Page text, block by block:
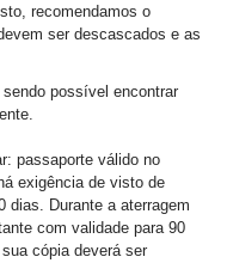
recomendamos o
ser descascados e as
possível encontrar
passaporte válido no
exigência de visto de
dias. Durante a aterragem
com validade para 90
cópia deverá ser